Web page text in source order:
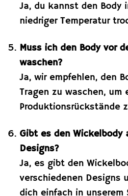
Ja, du kannst den Body
niedriger Temperatur
Muss ich den Body vor
waschen?
Ja, wir empfehlen, den
Tragen zu waschen, um
Produktionsrückstände
Gibt es den Wickelbody
Designs?
Ja, es gibt den
verschiedenen Designs
dich einfach in unserem